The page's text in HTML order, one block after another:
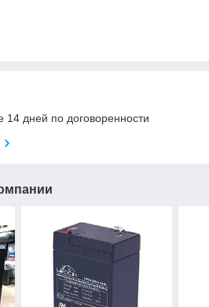
14 дней по договоренности